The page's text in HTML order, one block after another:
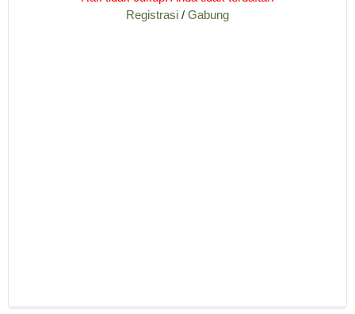
Registrasi / Gabung